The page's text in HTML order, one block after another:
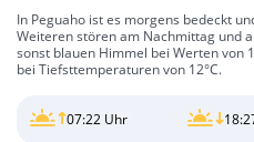
In Peguaho ist es morgens bedeckt
Weiteren stören am Nachmittag und
sonst blauen Himmel bei Werten von
bei Tiefsttemperaturen von 12°C.
07:22 Uhr